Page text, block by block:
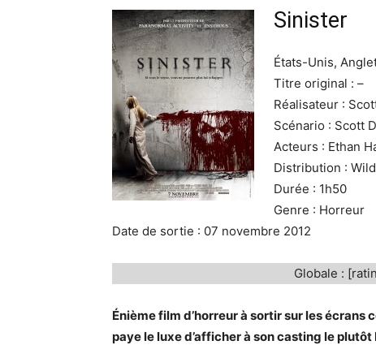
Sinister
États-Unis,
Titre original : –
Réalisateur :
Scénario : Scott
Acteurs : Ethan
Distribution :
Durée : 1h50
Genre : Horreur
Date de sortie : 07 novembre 2012
Globale :
Énième film d’horreur à sortir sur les écrans
paye le luxe d’afficher à son casting le